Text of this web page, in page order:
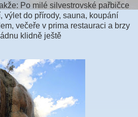
Po milé silvestrovské pařbičce
výlet do přírody, sauna, koupání
večeře v prima restauraci a brzy
klidně ještě